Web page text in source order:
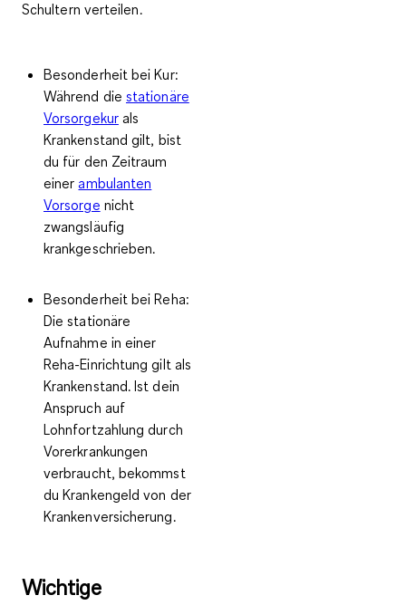
Schultern verteilen.
Besonderheit bei Kur:
Während die stationäre
Vorsorgekurals
Krankenstand gilt, bist
du für den Zeitraum
einerambulanten
Vorsorge nicht
zwangsläufig
krankgeschrieben.
Besonderheit bei Reha:
Die stationäre
Aufnahme in einer
Reha-Einrichtung gilt als
Krankenstand. Ist dein
Anspruch auf
Lohnfortzahlung durch
Vorerkrankungen
verbraucht, bekommst
duKrankengeld von der
Krankenversicherung.
Wichtige